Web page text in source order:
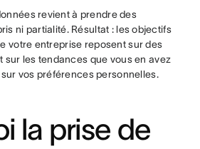
revient à prendre des
ni partialité. Résultat : les objectifs
votre entreprise reposent sur des
sur les tendances que vous en avez
vos préférences personnelles.
la prise de